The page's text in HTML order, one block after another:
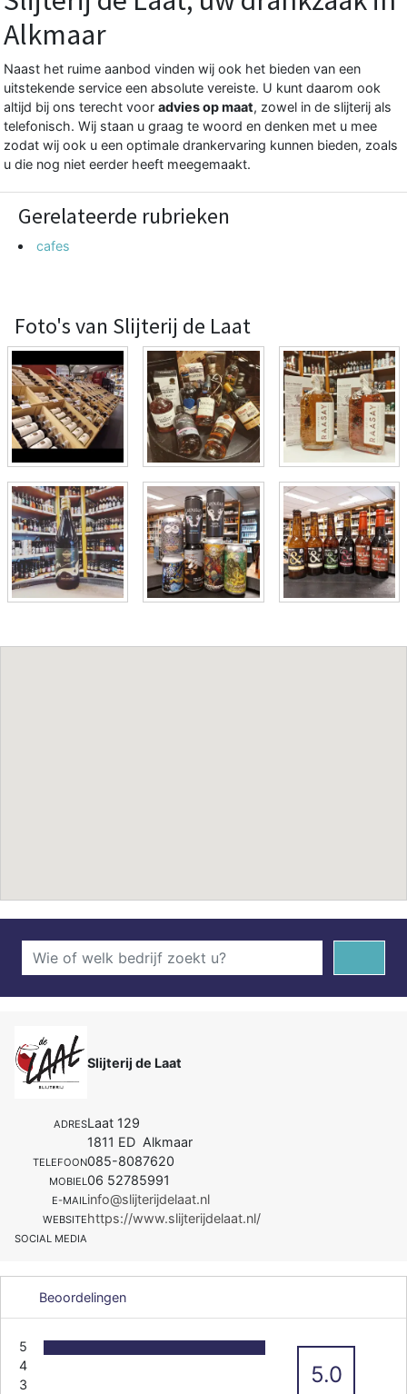
Alkmaar
Naast het ruime aanbod vinden wij ook het bieden van een
uitstekende service een absolute vereiste. U kunt daarom ook
altijd bij ons terecht voor advies op maat, zowel in de slijterij als
telefonisch. Wij staan u graag te woord en denken met u mee
zodat wij ook u een optimale drankervaring kunnen bieden, zoals
u die nog niet eerder heeft meegemaakt.
Gerelateerde rubrieken
cafes
Foto's van Slijterij de Laat
Slijterij de Laat
ADRESLaat 129
1811 ED Alkmaar
TELEFOON085-8087620
MOBIEL06 52785991
E-MAILinfo@slijterijdelaat.nl
WEBSITEhttps://www.slijterijdelaat.nl/
SOCIAL MEDIA
Beoordelingen
5
4
3
5.0